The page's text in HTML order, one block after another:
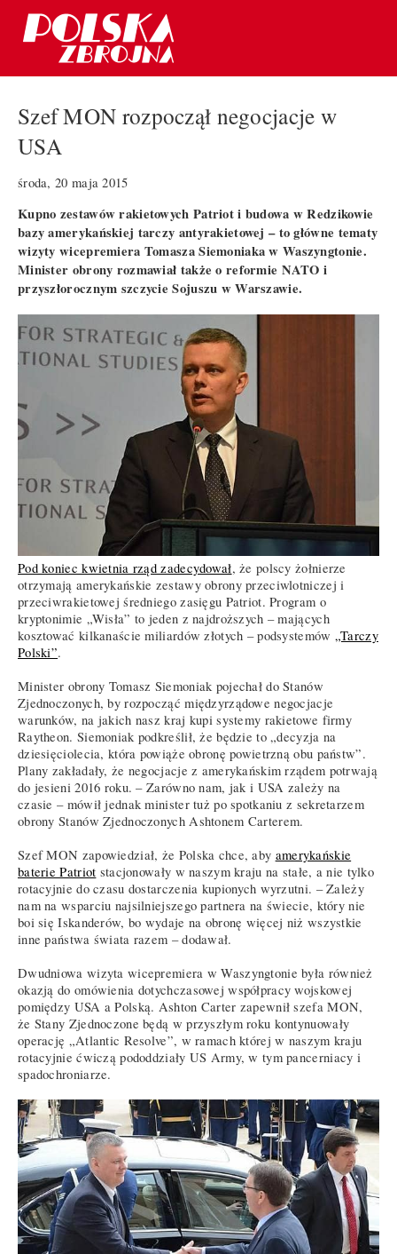
Szef MON rozpoczął negocjacje w
USA
środa, 20 maja 2015
Kupno zestawów rakietowych Patriot i budowa w Redzikowie
bazy amerykańskiej tarczy antyrakietowej – to główne tematy
wizyty wicepremiera Tomasza Siemoniaka w Waszyngtonie.
Minister obrony rozmawiał także o reformie NATO i
przyszłorocznym szczycie Sojuszu w Warszawie.
Pod koniec kwietnia rząd zadecydował, że polscy żołnierze
otrzymają amerykańskie zestawy obrony przeciwlotniczej i
przeciwrakietowej średniego zasięgu Patriot. Program o
kryptonimie „Wisła” to jeden z najdroższych – mających
kosztować kilkanaście miliardów złotych – podsystemów „Tarczy
Polski”.
Minister obrony Tomasz Siemoniak pojechał do Stanów
Zjednoczonych, by rozpocząć międzyrządowe negocjacje
warunków, na jakich nasz kraj kupi systemy rakietowe firmy
Raytheon. Siemoniak podkreślił, że będzie to „decyzja na
dziesięciolecia, która powiąże obronę powietrzną obu państw”.
Plany zakładały, że negocjacje z amerykańskim rządem potrwają
do jesieni 2016 roku. – Zarówno nam, jak i USA zależy na
czasie – mówił jednak minister tuż po spotkaniu z sekretarzem
obrony Stanów Zjednoczonych Ashtonem Carterem.
Szef MON zapowiedział, że Polska chce, aby amerykańskie
baterie Patriot stacjonowały w naszym kraju na stałe, a nie tylko
rotacyjnie do czasu dostarczenia kupionych wyrzutni. – Zależy
nam na wsparciu najsilniejszego partnera na świecie, który nie
boi się Iskanderów, bo wydaje na obronę więcej niż wszystkie
inne państwa świata razem – dodawał.
Dwudniowa wizyta wicepremiera w Waszyngtonie była również
okazją do omówienia dotychczasowej współpracy wojskowej
pomiędzy USA a Polską. Ashton Carter zapewnił szefa MON,
że Stany Zjednoczone będą w przyszłym roku kontynuowały
operację „Atlantic Resolve”, w ramach której w naszym kraju
rotacyjnie ćwiczą pododdziały US Army, w tym pancerniacy i
spadochroniarze.